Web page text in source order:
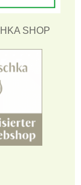
SHOP